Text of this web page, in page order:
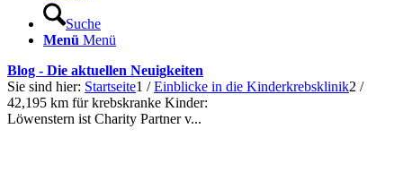
Suche
Menü Menü
Blog - Die aktuellen Neuigkeiten
Sie sind hier: Startseite1 / Einblicke in die Kinderkrebsklinik2 /
42,195 km für krebskranke Kinder:
Löwenstern ist Charity Partner v...